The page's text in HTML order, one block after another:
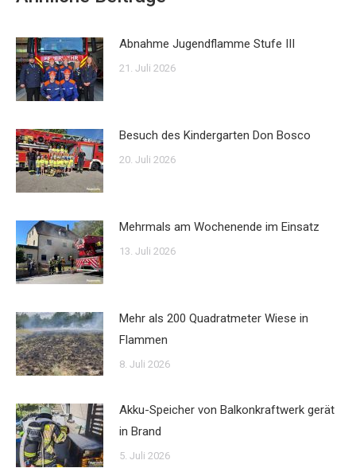
Abnahme Jugendflamme Stufe III
21. Juli 2026
Besuch des Kindergarten Don Bosco
20. Juli 2026
Mehrmals am Wochenende im Einsatz
13. Juli 2026
Mehr als 200 Quadratmeter Wiese in
Flammen
8. Juli 2026
Akku-Speicher von Balkonkraftwerk gerät
in Brand
5. Juli 2026